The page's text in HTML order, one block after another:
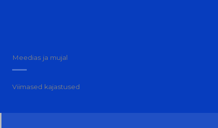
Meedias ja mujal
Viimased kajastused